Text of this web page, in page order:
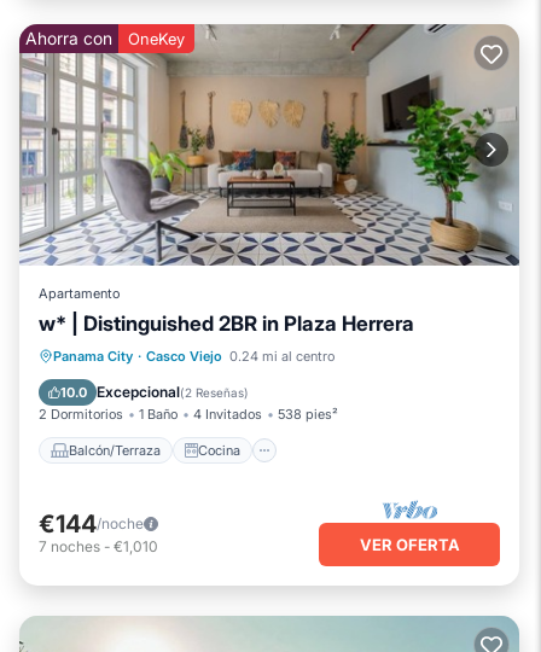
Ahorra con OneKey
Apartamento
w* | Distinguished 2BR in Plaza Herrera
Panama City · Casco Viejo 0.24 mi al centro
10.0 Excepcional(2 Reseñas)
2 Dormitorios 1 Baño 4 Invitados 538 pies²
Balcón/Terraza Cocina
Balcón/Terraza
Cocina
Aire acondicionado
€144/noche
7 noches - €1,010 VER OFERTA